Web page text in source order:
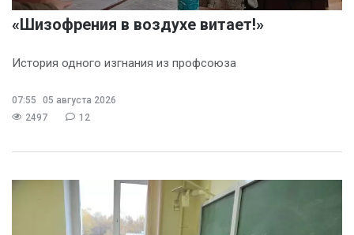
«Шизофрения в воздухе витает!»
История одного изгнания из профсоюза
07:55
05 августа 2026
2497
12